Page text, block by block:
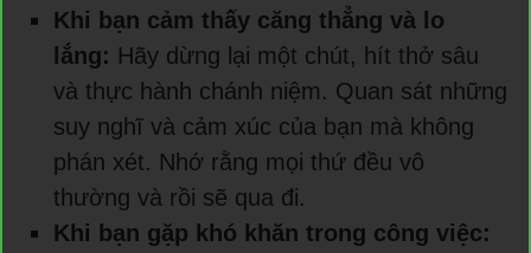
Khi bạn cảm thấy căng thẳng và lo
lắng: Hãy dừng lại một chút, hít thở sâu
và thực hành chánh niệm. Quan sát những
suy nghĩ và cảm xúc của bạn mà không
phán xét. Nhớ rằng mọi thứ đều vô
thường và rồi sẽ qua đi.
Khi bạn gặp khó khăn trong công việc: